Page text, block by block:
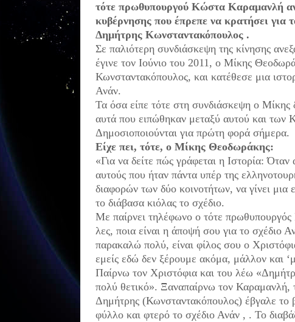
τότε πρωθυπουργού Κώστα Καραμανλή
κυβέρνησης που έπρεπε να κρατήσει για
Δημήτρης Κωνσταντακόπουλος .
Σε παλιότερη συνδιάσκεψη της κίνησης
έγινε τον Ιούνιο του 2011, ο Μίκης
Κωνσταντακόπουλος, και κατέθεσε μια
Ανάν.
Τα όσα είπε τότε στη συνδιάσκεψη ο Μίκης
αυτά που ειπώθηκαν μεταξύ αυτού και των
Δημοσιοποιούνται για πρώτη φορά σήμερα.
Είχε πει, τότε, ο Μίκης Θεοδωράκης:
«Για να δείτε πώς γράφεται η Ιστορία:
αυτούς που ήταν πάντα υπέρ της
διαφορών των δύο κοινοτήτων, να γίνει μια
το διάβασα κιόλας το σχέδιο.
Με παίρνει τηλέφωνο ο τότε
λες, ποια είναι η άποψή σου για το σχέδιο
παρακαλώ πολύ, είναι φίλος σου ο
εμείς εδώ δεν ξέρουμε ακόμα, μάλλον και
Παίρνω τον Χριστόφια και του λέω
πολύ θετικό». Ξαναπαίρνω τον Καραμανλή,
Δημήτρης (Κωνσταντακόπουλος) έβγαλε
φύλλο και φτερό το σχέδιο Ανάν , . Το